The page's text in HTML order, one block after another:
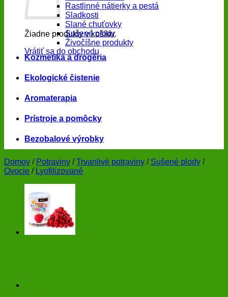
Žiadne produkty v košíku.
Vrátiť sa do obchodu
Rastlinné nátierky a pestá
Sladkosti
Slané chuťovky
Sušené plody
Živočíšne produkty
Kozmetika a drogéria
Ekologické čistenie
Aromaterapia
Prístroje a pomôcky
Bezobalové výrobky
Domov / Potraviny / Trvanlivé potraviny / Sušené plody /
Ovocie / Lyofilizované